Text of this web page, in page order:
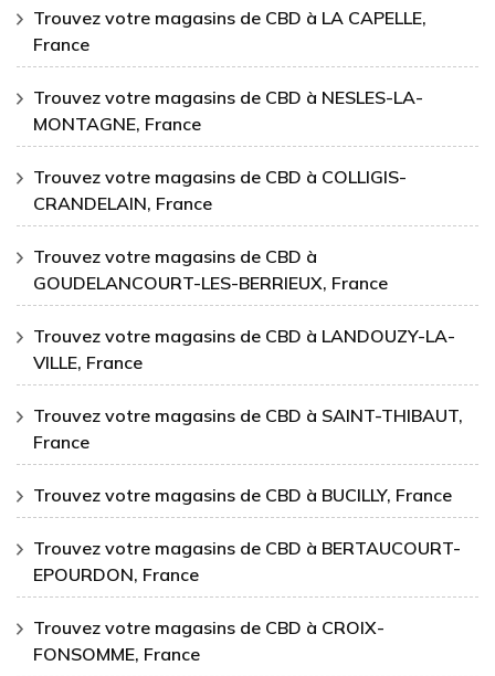
Trouvez votre magasins de CBD à LA CAPELLE,
France
Trouvez votre magasins de CBD à NESLES-LA-
MONTAGNE, France
Trouvez votre magasins de CBD à COLLIGIS-
CRANDELAIN, France
Trouvez votre magasins de CBD à
GOUDELANCOURT-LES-BERRIEUX, France
Trouvez votre magasins de CBD à LANDOUZY-LA-
VILLE, France
Trouvez votre magasins de CBD à SAINT-THIBAUT,
France
Trouvez votre magasins de CBD à BUCILLY, France
Trouvez votre magasins de CBD à BERTAUCOURT-
EPOURDON, France
Trouvez votre magasins de CBD à CROIX-
FONSOMME, France